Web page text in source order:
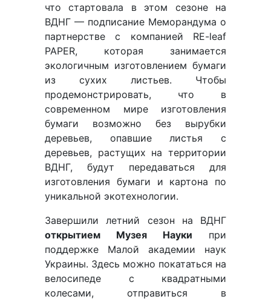
что стартовала в этом сезоне на
ВДНГ — подписание Меморандума о
партнерстве с компанией RE-leaf
PAPER, которая занимается
экологичным изготовлением бумаги
из сухих листьев. Чтобы
продемонстрировать, что в
современном мире изготовления
бумаги возможно без вырубки
деревьев, опавшие листья с
деревьев, растущих на территории
ВДНГ, будут передаваться для
изготовления бумаги и картона по
уникальной экотехнологии.
Завершили летний сезон на ВДНГ
открытием Музея Науки при
поддержке Малой академии наук
Украины. Здесь можно покататься на
велосипеде с квадратными
колесами, отправиться в